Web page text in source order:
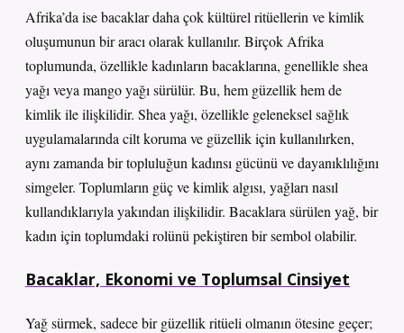
Afrika’da ise bacaklar daha çok kültürel ritüellerin ve kimlik
oluşumunun bir aracı olarak kullanılır. Birçok Afrika
toplumunda, özellikle kadınların bacaklarına, genellikle shea
yağı veya mango yağı sürülür. Bu, hem güzellik hem de
kimlik ile ilişkilidir. Shea yağı, özellikle geleneksel sağlık
uygulamalarında cilt koruma ve güzellik için kullanılırken,
aynı zamanda bir topluluğun kadınsı gücünü ve dayanıklılığını
simgeler. Toplumların güç ve kimlik algısı, yağları nasıl
kullandıklarıyla yakından ilişkilidir. Bacaklara sürülen yağ, bir
kadın için toplumdaki rolünü pekiştiren bir sembol olabilir.
Bacaklar, Ekonomi ve Toplumsal Cinsiyet
Yağ sürmek, sadece bir güzellik ritüeli olmanın ötesine geçer;